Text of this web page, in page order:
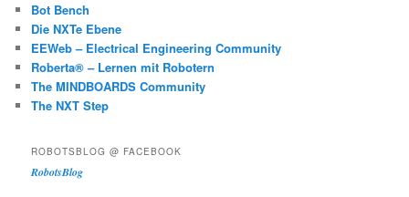
Bot Bench
Die NXTe Ebene
EEWeb – Electrical Engineering Community
Roberta® – Lernen mit Robotern
The MINDBOARDS Community
The NXT Step
ROBOTSBLOG @ FACEBOOK
RobotsBlog